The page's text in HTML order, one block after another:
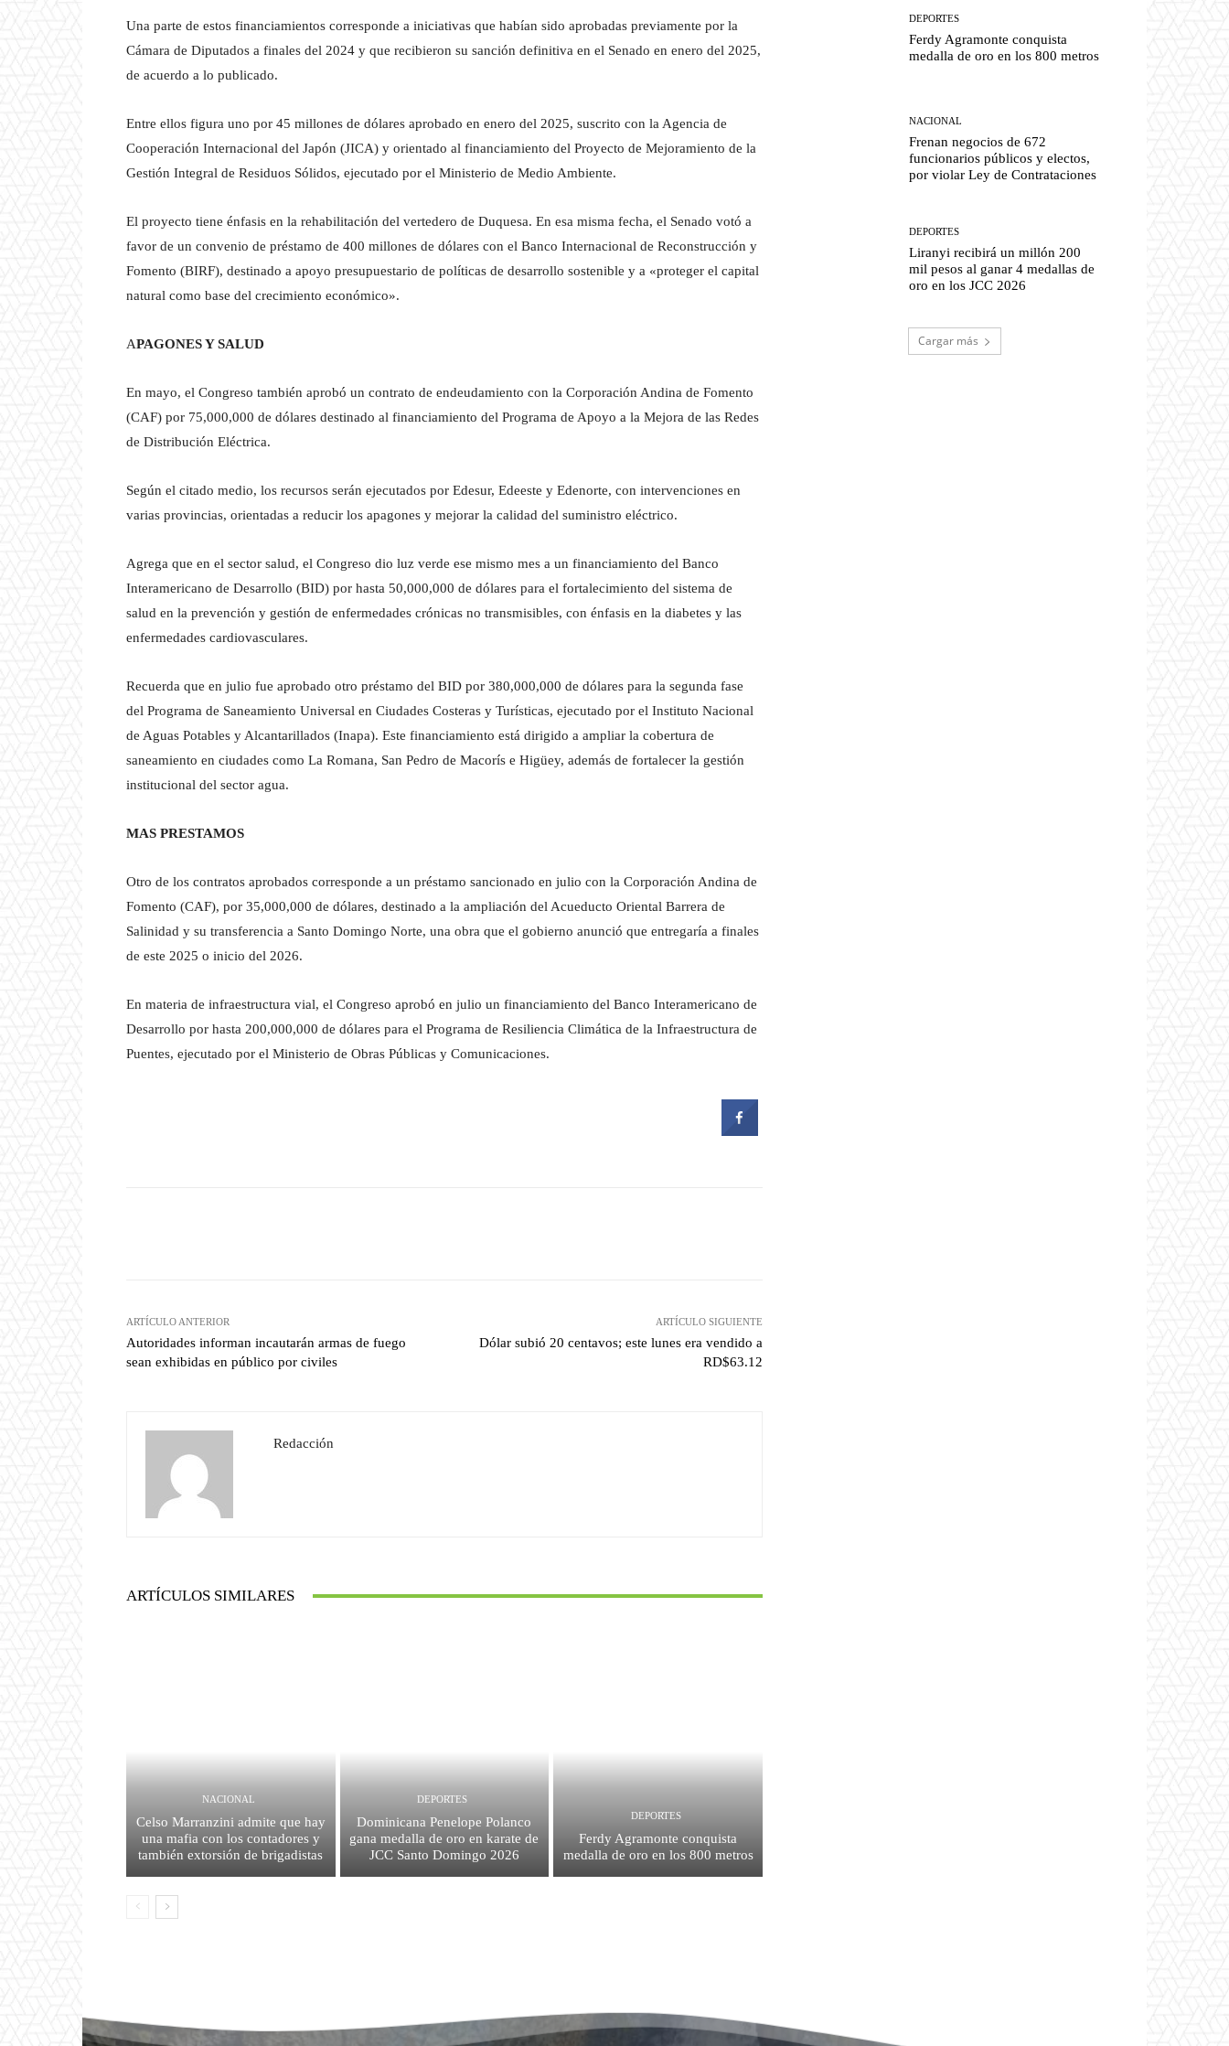
Una parte de estos financiamientos corresponde a iniciativas que habían sido aprobadas previamente por la
Cámara de Diputados a finales del 2024 y que recibieron su sanción definitiva en el Senado en enero del 2025,
de acuerdo a lo publicado.
Entre ellos figura uno por 45 millones de dólares aprobado en enero del 2025, suscrito con la Agencia de
Cooperación Internacional del Japón (JICA) y orientado al financiamiento del Proyecto de Mejoramiento de la
Gestión Integral de Residuos Sólidos, ejecutado por el Ministerio de Medio Ambiente.
El proyecto tiene énfasis en la rehabilitación del vertedero de Duquesa. En esa misma fecha, el Senado votó a
favor de un convenio de préstamo de 400 millones de dólares con el Banco Internacional de Reconstrucción y
Fomento (BIRF), destinado a apoyo presupuestario de políticas de desarrollo sostenible y a «proteger el capital
natural como base del crecimiento económico».
APAGONES Y SALUD
En mayo, el Congreso también aprobó un contrato de endeudamiento con la Corporación Andina de Fomento
(CAF) por 75,000,000 de dólares destinado al financiamiento del Programa de Apoyo a la Mejora de las Redes
de Distribución Eléctrica.
Según el citado medio, los recursos serán ejecutados por Edesur, Edeeste y Edenorte, con intervenciones en
varias provincias, orientadas a reducir los apagones y mejorar la calidad del suministro eléctrico.
Agrega que en el sector salud, el Congreso dio luz verde ese mismo mes a un financiamiento del Banco
Interamericano de Desarrollo (BID) por hasta 50,000,000 de dólares para el fortalecimiento del sistema de
salud en la prevención y gestión de enfermedades crónicas no transmisibles, con énfasis en la diabetes y las
enfermedades cardiovasculares.
Recuerda que en julio fue aprobado otro préstamo del BID por 380,000,000 de dólares para la segunda fase
del Programa de Saneamiento Universal en Ciudades Costeras y Turísticas, ejecutado por el Instituto Nacional
de Aguas Potables y Alcantarillados (Inapa). Este financiamiento está dirigido a ampliar la cobertura de
saneamiento en ciudades como La Romana, San Pedro de Macorís e Higüey, además de fortalecer la gestión
institucional del sector agua.
MAS PRESTAMOS
Otro de los contratos aprobados corresponde a un préstamo sancionado en julio con la Corporación Andina de
Fomento (CAF), por 35,000,000 de dólares, destinado a la ampliación del Acueducto Oriental Barrera de
Salinidad y su transferencia a Santo Domingo Norte, una obra que el gobierno anunció que entregaría a finales
de este 2025 o inicio del 2026.
En materia de infraestructura vial, el Congreso aprobó en julio un financiamiento del Banco Interamericano de
Desarrollo por hasta 200,000,000 de dólares para el Programa de Resiliencia Climática de la Infraestructura de
Puentes, ejecutado por el Ministerio de Obras Públicas y Comunicaciones.
ARTÍCULO ANTERIOR
Autoridades informan incautarán armas de fuego
sean exhibidas en público por civiles
ARTÍCULO SIGUIENTE
Dólar subió 20 centavos; este lunes era vendido a
RD$63.12
Redacción
ARTÍCULOS SIMILARES
NACIONAL
Celso Marranzini admite que hay
una mafia con los contadores y
también extorsión de brigadistas
DEPORTES
Dominicana Penelope Polanco
gana medalla de oro en karate de
JCC Santo Domingo 2026
DEPORTES
Ferdy Agramonte conquista
medalla de oro en los 800 metros
DEPORTES
Ferdy Agramonte conquista
medalla de oro en los 800 metros
NACIONAL
Frenan negocios de 672
funcionarios públicos y electos,
por violar Ley de Contrataciones
DEPORTES
Liranyi recibirá un millón 200
mil pesos al ganar 4 medallas de
oro en los JCC 2026
Cargar más